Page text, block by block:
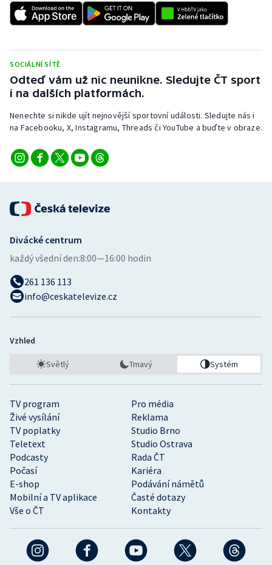
Triatlon
Veslování
Vodní slalom
Volejbal
SOCIÁLNÍ SÍTĚ
Odteď vám už nic neunikne. Sledujte ČT sport
i na dalších platformách.
Nenechte si nikde ujít nejnovější sportovní události. Sledujte nás i
na Facebooku, X, Instagramu, Threads či YouTube a buďte v obraze.
TV program
Pro média
Živé vysílání
Reklama
TV poplatky
Studio Brno
Teletext
Studio Ostrava
Podcasty
Rada ČT
Počasí
Kariéra
E-shop
Podávání námětů
Mobilní a TV aplikace
Časté dotazy
Vše o ČT
Kontakty
Divácké centrum
každý všední den:8:00—16:00 hodin
261 136 113
info@ceskatelevize.cz
Vzhled
Světlý Tmavý Systém